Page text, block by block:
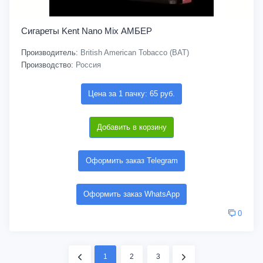
Сигареты Kent Nano Mix АМБЕР
Производитель: British American Tobacco (BAT)
Производство: Россия
Цена за 1 пачку: 65 руб.
Добавить в корзину
Оформить заказ Telegram
Оформить заказ WhatsApp
0
1 2 3